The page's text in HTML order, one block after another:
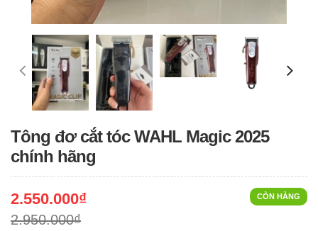
Tông đơ cắt tóc WAHL Magic 2025
chính hãng
CÒN HÀNG
2.550.000₫
2.950.000₫